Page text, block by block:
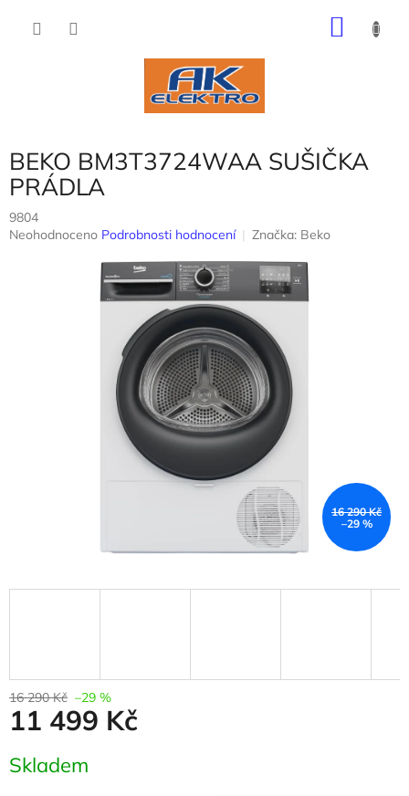
BEKO BM3T3724WAA SUŠIČKA
PRÁDLA
9804
Průměrné
Neohodnoceno Podrobnosti hodnocení Značka: Beko
16 290 Kč
–29 %
16 290 Kč –29 %
11 499 Kč
cena:
Skladem